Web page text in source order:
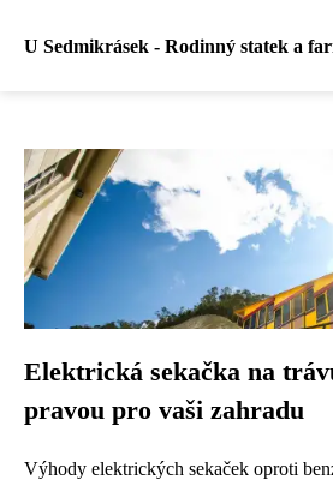
U Sedmikrásek - Rodinný statek a
Elektrická sekačka na
pravou pro vaši zahradu
Výhody elektrických sekaček oproti